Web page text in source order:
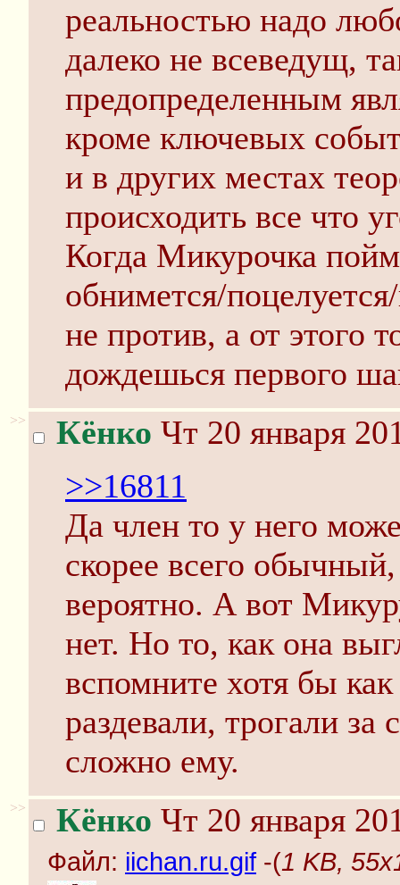
реальностью надо
далеко не всеведущ,
предопределенным
кроме ключевых
и в других местах
происходить все что
Когда Микурочка
обнимется/
не против, а от этого
дождешься первого
>> Кёнко Чт 20 января
>>16811
Да член то у него
скорее всего
вероятно. А вот
нет. Но то, как она
вспомните хотя бы как
раздевали, трогали
сложно ему.
>> Кёнко Чт 20 января
Файл: iichan.ru.gif -(1 KB,